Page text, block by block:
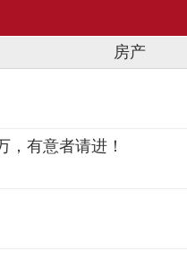
房产
，有意者请进！